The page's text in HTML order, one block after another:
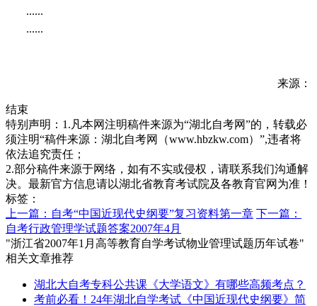
......
......
来源：
结束
特别声明：1.凡本网注明稿件来源为“湖北自考网”的，转载必
须注明“稿件来源：湖北自考网（www.hbzkw.com）”,违者将
依法追究责任；
2.部分稿件来源于网络，如有不实或侵权，请联系我们沟通解
决。最新官方信息请以湖北省教育考试院及各教育官网为准！
标签：
上一篇：自考“中国近现代史纲要”复习资料第一章 下一篇：
自考行政管理学试题答案2007年4月
"浙江省2007年1月高等教育自学考试物业管理试题历年试卷"
相关文章推荐
湖北大自考专科公共课《大学语文》有哪些高频考点？
考前必看！24年湖北自学考试《中国近现代史纲要》简